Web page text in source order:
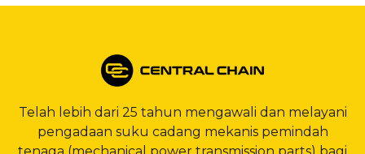
Telah lebih dari 25 tahun mengawali dan melayani
pengadaan suku cadang mekanis pemindah
tenaga (mechanical power transmission parts) bagi